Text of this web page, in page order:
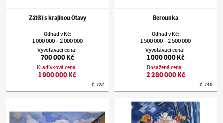
Zátiší s krajinou Otavy
Odhadv Kč:
1 000 000–2 000 000
Vyvolávací cena:
700 000 Kč
Kladívková cena:
1 900 000 Kč
č.122
Berounka
OdhadvKč:
1 500 000–2 500 000
Vyvolávací cena:
1 000 000 Kč
Dosažená cena:
2 280 000 Kč
č.140
Václav Špála(1885–1946)Kytice tulipánů